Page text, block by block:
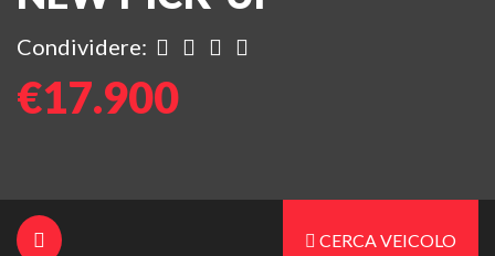
Condividere:
€17.900
CERCA VEICOLO